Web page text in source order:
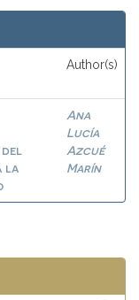
Author(s)
la
Ana
Lucía
Azcué
Marín